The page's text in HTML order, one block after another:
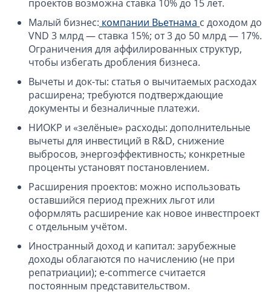
Европейские и резидентные компании
Английские партнерства LLP
Ирландские компании LTD
Компании в Сингапуре
Компании на Кипре
Канадские компании LTD
Канадские партнерства LP
Компании в США (Флорида)
Оффшорные компании
Оффшоры в Белизе
Оффшоры на БВО (BVI)
Оффшоры на Маршалловых Островах
Оффшоры в Панаме
проектов возможна ставка 10% до 15 лет.
Малый бизнес: компании Вьетнама с доходом до
VND 3 млрд — ставка 15%; от 3 до 50 млрд — 17%.
Ограничения для аффилированных структур,
чтобы избегать дробления бизнеса.
Вычеты и док-ты: статья о вычитаемых расходах
расширена; требуются подтверждающие
документы и безналичные платежи.
НИОКР и «зелёные» расходы: дополнительные
вычеты для инвестиций в R&D, снижение
выбросов, энергоэффективность; конкретные
проценты установят постановлением.
Расширения проектов: можно использовать
оставшийся период прежних льгот или
оформлять расширение как новое инвестпроект
с отдельным учётом.
Иностранный доход и капитал: зарубежные
доходы облагаются по начислению (не при
репатриации); e‑commerce считается
постоянным представительством.